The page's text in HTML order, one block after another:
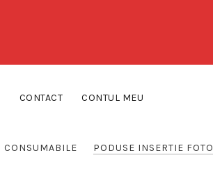
CONTACT CONTUL MEU
CONSUMABILE PODUSE INSERTIE FOTO